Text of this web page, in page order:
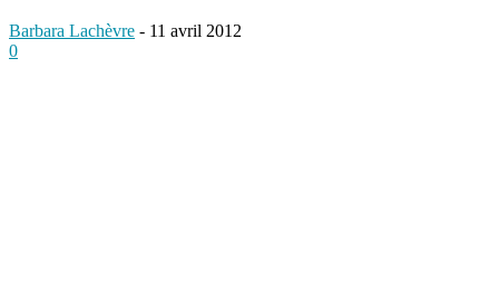
Barbara Lachèvre - 11 avril 2012
0